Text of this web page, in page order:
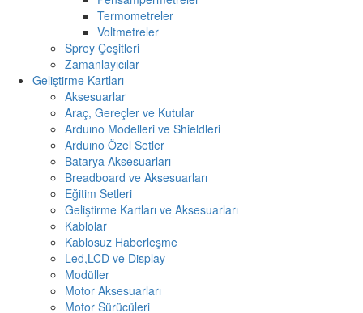
Termometreler
Voltmetreler
Sprey Çeşitleri
Zamanlayıcılar
Geliştirme Kartları
Aksesuarlar
Araç, Gereçler ve Kutular
Arduıno Modelleri ve Shieldleri
Arduıno Özel Setler
Batarya Aksesuarları
Breadboard ve Aksesuarları
Eğitim Setleri
Geliştirme Kartları ve Aksesuarları
Kablolar
Kablosuz Haberleşme
Led,LCD ve Display
Modüller
Motor Aksesuarları
Motor Sürücüleri